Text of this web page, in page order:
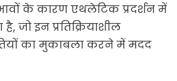
के कारण एथलेटिक प्रदर्शन में
जो इन प्रतिक्रियाशील
का मुकाबला करने में मदद